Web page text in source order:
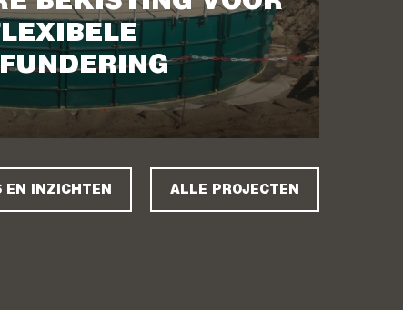
EN INZICHTEN ALLE PROJECTEN